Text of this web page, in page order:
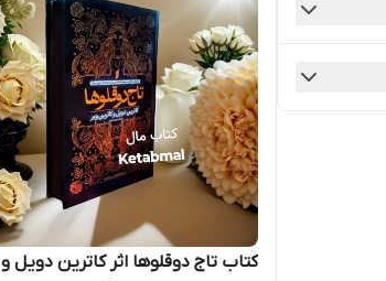
کتاب تاج دوقلوها اثر کاترین دویل و